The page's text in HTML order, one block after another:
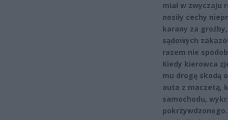
miał w zwyczaju
nosiły cechy
karany za
sądowych
razem nie
Kiedy kierowca
mu drogę skodą
auta z maczetą,
samochodu,